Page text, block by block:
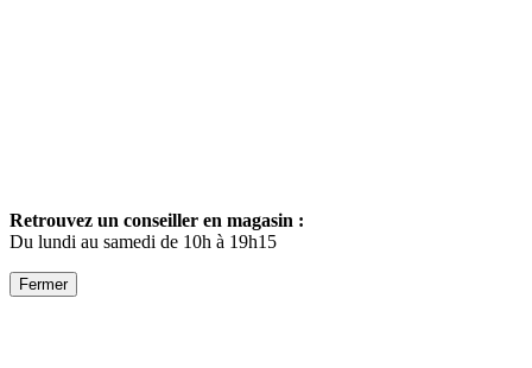
Retrouvez un conseiller en magasin :
Du lundi au samedi de 10h à 19h15
Fermer